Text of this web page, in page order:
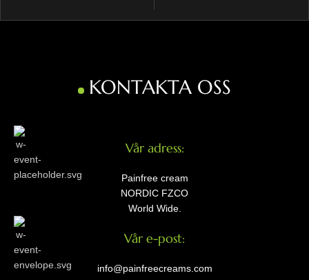
KONTAKTA OSS
Vår adress:
Painfree cream
NORDIC FZCO
World Wide.
Vår e-post:
info@painfreecreams.com